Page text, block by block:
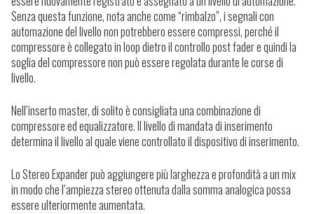
Senza questa funzione, nota anche come “rimbalzo”, i segnali con
automazione del livello non potrebbero essere compressi, perché il
compressore è collegato in loop dietro il controllo post fader e quindi la
soglia del compressore non può essere regolata durante le corse di
livello.
Nell’inserto master, di solito è consigliata una combinazione di
compressore ed equalizzatore.Il livello di mandata di inserimento
determina il livello al quale viene controllato il dispositivo di inserimento.
Lo Stereo Expander può aggiungere più larghezza e profondità a un mix
in modo che l’ampiezza stereo ottenuta dalla somma analogica possa
essere ulteriormente aumentata.